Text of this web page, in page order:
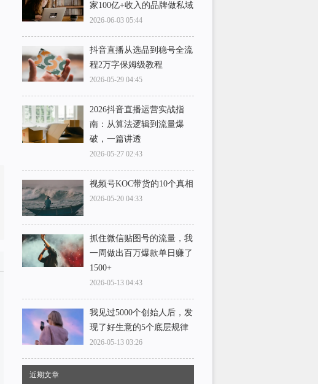
家100亿+收入的品牌做私域
2026-06-03 05:44
抖音直播从选品到稳号全流
程2万字保姆级教程
2026-05-29 04:45
2026抖音直播运营实战指
南：从算法逻辑到流量爆
破，一篇讲透
2026-05-27 02:43
视频号KOC带货的10个真相
2026-05-20 04:33
抓住微信贴图号的流量，我
一周做出百万爆款单日赚了
1500+
2026-05-13 04:43
我见过5000个创始人后，发
现了好生意的5个底层规律
2026-05-13 03:26
近期文章